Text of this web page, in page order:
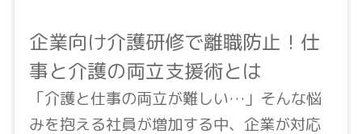
企業向け介護研修で離職防止！仕
事と介護の両立支援術とは
「介護と仕事の両立が難しい…」そんな悩
みを抱える社員が増加する中、企業が対応